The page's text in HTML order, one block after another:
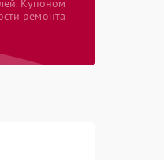
Купоном
ремонта